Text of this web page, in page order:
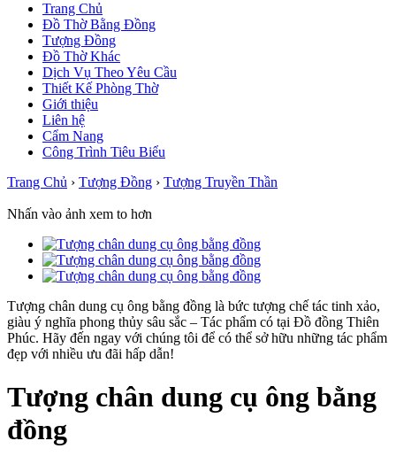
Trang Chủ
Đồ Thờ Bằng Đồng
Tượng Đồng
Đồ Thờ Khác
Dịch Vụ Theo Yêu Cầu
Thiết Kế Phòng Thờ
Giới thiệu
Liên hệ
Cẩm Nang
Công Trình Tiêu Biểu
Trang Chủ › Tượng Đồng › Tượng Truyền Thần
Nhấn vào ảnh xem to hơn
Tượng chân dung cụ ông bằng đồng là bức tượng chế tác tinh xảo,
giàu ý nghĩa phong thủy sâu sắc – Tác phẩm có tại Đồ đồng Thiên
Phúc. Hãy đến ngay với chúng tôi để có thể sở hữu những tác phẩm
đẹp với nhiều ưu đãi hấp dẫn!
Tượng chân dung cụ ông bằng
đồng